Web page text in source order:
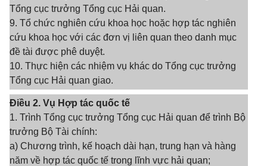
Tổng cục trưởng Tổng cục Hải quan.
9. Tổ chức nghiên cứu khoa học hoặc hợp tác nghiên
cứu khoa học với các đơn vị liên quan theo danh mục
đề tài được phê duyệt.
10. Thực hiện các nhiệm vụ khác do Tổng cục trưởng
Tổng cục Hải quan giao.
Điều 2. Vụ Hợp tác quốc tế
1. Trình Tổng cục trưởng Tổng cục Hải quan để trình Bộ
trưởng Bộ Tài chính:
a) Chương trình, kế hoạch dài hạn, trung hạn và hàng
năm về hợp tác quốc tế trong lĩnh vực hải quan;